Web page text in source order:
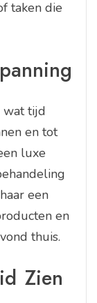
taken die
wat tijd
en tot
luxe
een
en
thuis.
Zien